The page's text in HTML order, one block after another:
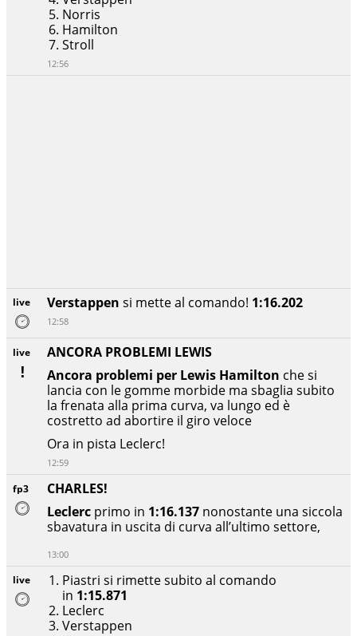
live
Piastri si rimette subito al comando
in 1:15.871
Leclerc
Verstappen
fp3
CHARLES!
Leclerc primo in 1:16.137 nonostante una siccola
sbavatura in uscita di curva all’ultimo settore,
13:00
live
ANCORA PROBLEMI LEWIS
Ancora problemi per Lewis Hamilton che si
lancia con le gomme morbide ma sbaglia subito
la frenata alla prima curva, va lungo ed è
costretto ad abortire il giro veloce
Ora in pista Leclerc!
12:59
live Verstappen si mette al comando! 1:16.202
12:58
Norris
Hamilton
Stroll
12:56